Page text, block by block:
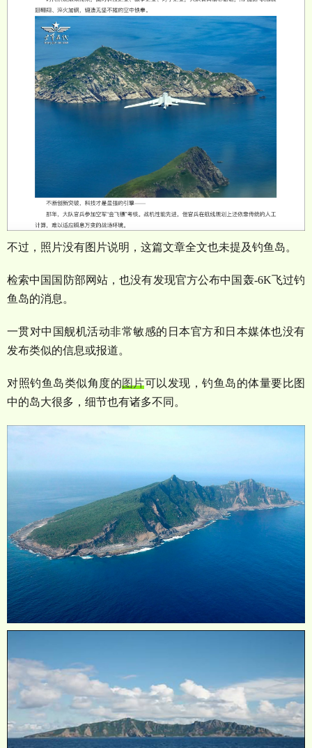
不过，照片没有图片说明，这篇文章全文也未提及钓鱼岛。
检索中国国防部网站，也没有发现官方公布中国轰-6K飞过钓
鱼岛的消息。
一贯对中国舰机活动非常敏感的日本官方和日本媒体也没有
发布类似的信息或报道。
对照钓鱼岛类似角度的图片可以发现，钓鱼岛的体量要比图
中的岛大很多，细节也有诸多不同。